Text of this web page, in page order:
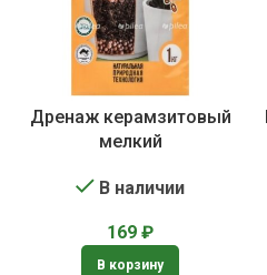
Дренаж керамзитовый
мелкий
В наличии
169 ₽
В корзину